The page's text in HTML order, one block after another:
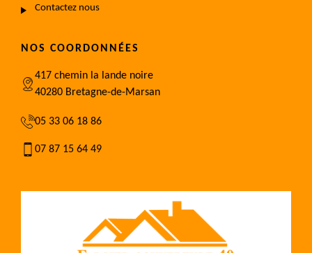
Contactez nous
NOS COORDONNÉES
417 chemin la lande noire
40280 Bretagne-de-Marsan
05 33 06 18 86
07 87 15 64 49